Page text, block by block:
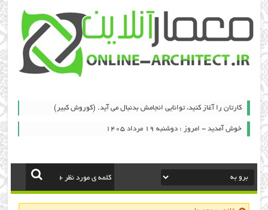
کارتان را آغاز کنید، توانایی انجامش بدنبال می آید. (کوروش کبیر)
خوش آمدید - امروز : دوشنبه ۱۹ مرداد ۱۴۰۵